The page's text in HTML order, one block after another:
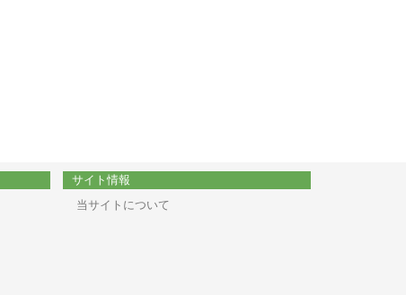
サイト情報
当サイトについて